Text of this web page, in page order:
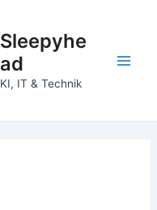
Sleepyhe
ad
KI, IT & Technik